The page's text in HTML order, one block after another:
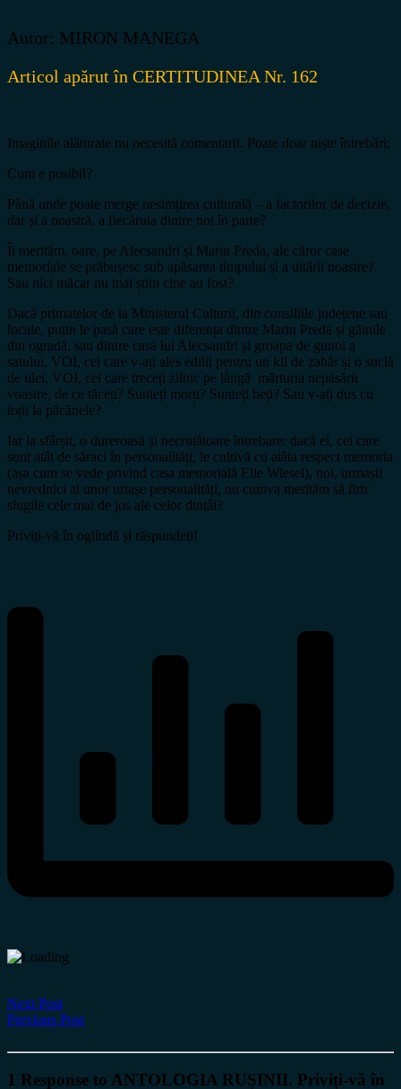
Autor: MIRON MANEGA
Articol apărut în CERTITUDINEA Nr. 162
Imaginile alăturate nu necesită comentarii. Poate doar niște întrebări:
Cum e posibil?
Până unde poate merge nesimțirea culturală – a factorilor de decizie,
dar și a noastră, a fiecăruia dintre noi în parte?
Îi merităm, oare, pe Alecsandri și Marin Preda, ale căror case
memoriale se prăbușesc sub apăsarea timpului și a uitării noastre?
Sau nici măcar nu mai știm cine au fost?
Dacă primatelor de la Ministerul Culturii, din consiliile județene sau
locale, puțin le pasă care este diferența dintre Marin Preda și găinile
din ogradă, sau dintre casa lui Alecsandri și groapa de gunoi a
satului, VOI, cei care v-ați ales edilii pentru un kil de zahăr și o sticlă
de ulei, VOI, cei care treceți zilnic pe lângă mărturia nepăsării
voastre, de ce tăceți? Sunteți morți? Sunteți beți? Sau v-ați dus cu
toții la păcănele?
Iar la sfârșit, o dureroasă și necruțătoare întrebare: dacă ei, cei care
sunt atât de săraci în personalități, le cultivă cu atâta respect memoria
(așa cum se vede privind casa memorială Elie Wiesel), noi, urmașii
nevrednici ai unor uriașe personalități, nu cumva merităm să fim
slugile cele mai de jos ale celor dintâi?
Priviți-vă în oglindă și răspundeți!
Next Post
Previous Post
1 Response to ANTOLOGIA RUȘINII. Priviți-vă în